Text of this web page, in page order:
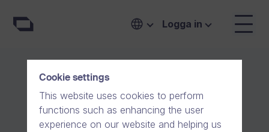
Logga in
Cookie settings
This website uses cookies to perform
functions such as enhancing the user
experience on our website and helping us